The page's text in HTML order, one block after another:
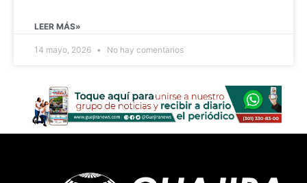
LEER MÁS»
14 mayo, 2026 No hay comentarios